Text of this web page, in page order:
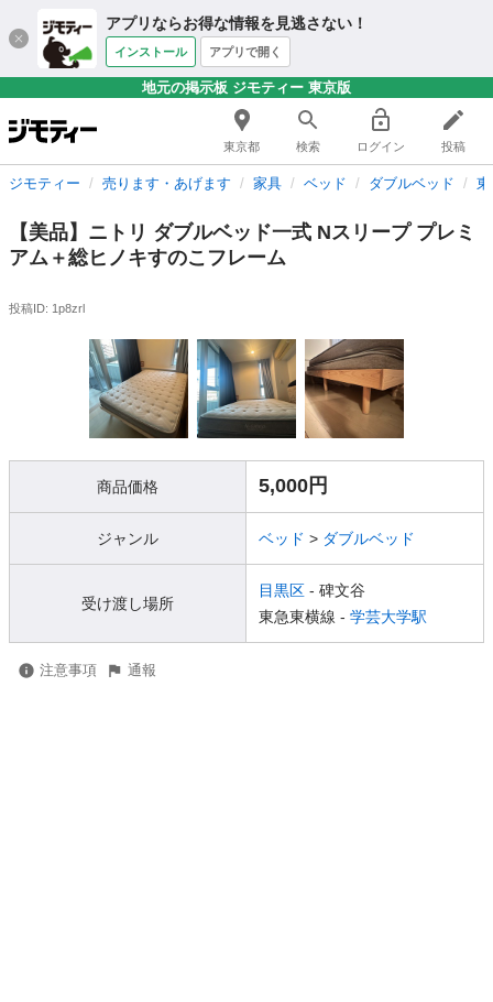
アプリならお得な情報を見逃さない！
インストール アプリで開く
地元の掲示板 ジモティー 東京版
東京都 検索 ログイン 投稿
ジモティー 売ります・あげます 家具 ベッド ダブルベッド
【美品】ニトリ ダブルベッド一式 Nスリープ プレミ
アム＋総ヒノキすのこフレーム
投稿ID: 1p8zrl
商品価格 5,000円
ジャンル ベッド > ダブルベッド
受け渡し場所
目黒区 - 碑文谷
東急東横線 - 学芸大学駅
注意事項 通報